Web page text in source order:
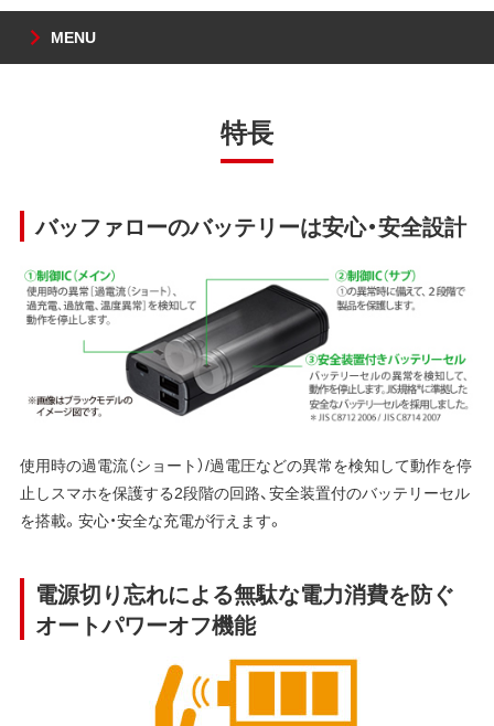
MENU
特長
バッファローのバッテリーは安心・安全設計
使用時の過電流（ショート）/過電圧などの異常を検知して動作を停
止しスマホを保護する2段階の回路、安全装置付のバッテリーセル
を搭載。安心・安全な充電が行えます。
電源切り忘れによる無駄な電力消費を防ぐ
オートパワーオフ機能